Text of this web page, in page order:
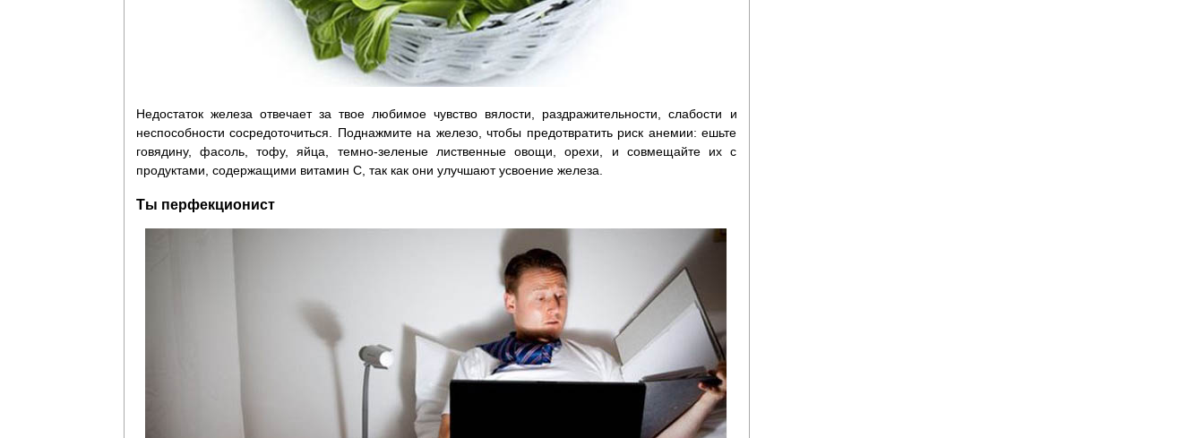
Недостаток железа отвечает за твое любимое чувство вялости, раздражительности, слабости и
неспособности сосредоточиться. Поднажмите на железо, чтобы предотвратить риск анемии: ешьте
говядину, фасоль, тофу, яйца, темно-зеленые лиственные овощи, орехи, и совмещайте их с
продуктами, содержащими витамин С, так как они улучшают усвоение железа.
Ты перфекционист